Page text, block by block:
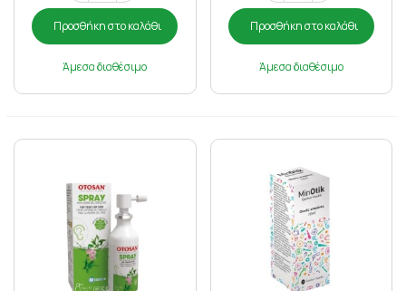
Προσθήκη στο καλάθι
Άμεσα διαθέσιμο
Προσθήκη στο καλάθι
Άμεσα διαθέσιμο